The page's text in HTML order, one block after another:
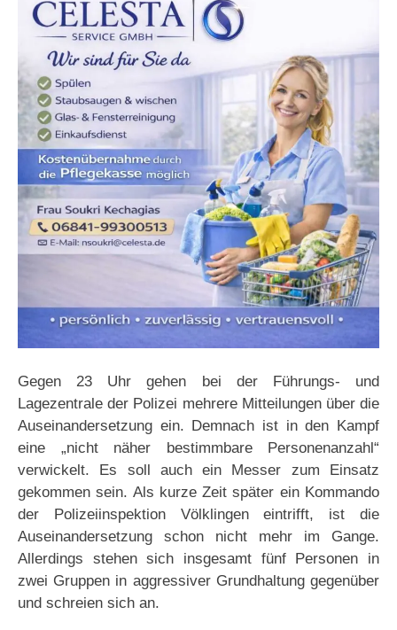
Gegen 23 Uhr gehen bei der Führungs- und
Lagezentrale der Polizei mehrere Mitteilungen über die
Auseinandersetzung ein. Demnach ist in den Kampf
eine „nicht näher bestimmbare Personenanzahl“
verwickelt. Es soll auch ein Messer zum Einsatz
gekommen sein. Als kurze Zeit später ein Kommando
der Polizeiinspektion Völklingen eintrifft, ist die
Auseinandersetzung schon nicht mehr im Gange.
Allerdings stehen sich insgesamt fünf Personen in
zwei Gruppen in aggressiver Grundhaltung gegenüber
und schreien sich an.